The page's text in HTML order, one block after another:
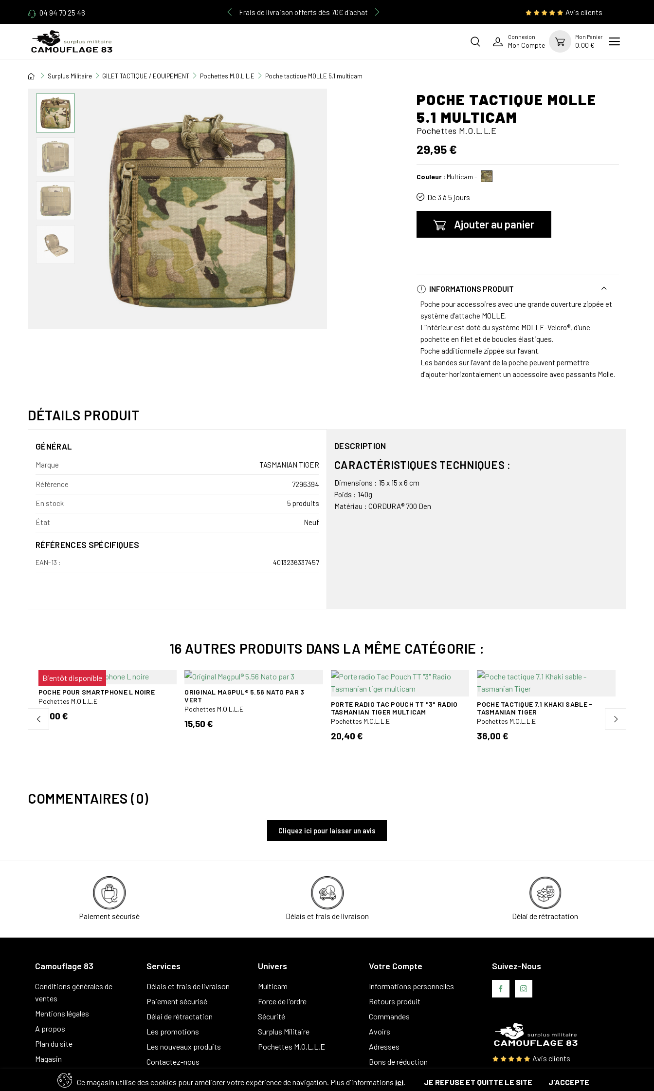
04 94 70 25 46 Frais de livraison offerts dès 70€ d'achat
Découvrez notre gamme d'articles Multicam Avis clients
Connexion
Mon Compte
Mon Panier
0,00 €
Surplus Militaire GILET TACTIQUE / EQUIPEMENT Pochettes M.O.L.L.E Poche tactique MOLLE 5.1 multicam
POCHE TACTIQUE MOLLE
5.1 MULTICAM
Pochettes M.O.L.L.E
29,95 €
Couleur : Multicam -
De 3 à 5 jours
Ajouter au panier
INFORMATIONS PRODUIT
Poche pour accessoires avec une grande ouverture zippée et
système d’attache MOLLE.
L'intérieur est doté du système MOLLE-Velcro®, d'une
pochette en filet et de boucles élastiques.
Poche additionnelle zippée sur l’avant.
Les bandes sur l’avant de la poche peuvent permettre
d’ajouter horizontalement un accessoire avec passants Molle.
DÉTAILS PRODUIT
GÉNÉRAL
Marque TASMANIAN TIGER
Référence 7296394
En stock 5 produits
État Neuf
RÉFÉRENCES SPÉCIFIQUES
EAN-13 : 4013236337457
DESCRIPTION
CARACTÉRISTIQUES TECHNIQUES :
Dimensions : 15 x 15 x 6 cm
Poids : 140g
Matériau : CORDURA® 700 Den
16 AUTRES PRODUITS DANS LA MÊME CATÉGORIE :
Bientôt disponible
POCHE POUR SMARTPHONE L NOIRE
Pochettes M.O.L.L.E
18,00 €
ORIGINAL MAGPUL® 5.56 NATO PAR 3
VERT
Pochettes M.O.L.L.E
15,50 €
PORTE RADIO TAC POUCH TT "3" RADIO
TASMANIAN TIGER MULTICAM
Pochettes M.O.L.L.E
20,40 €
POCHE TACTIQUE 7.1 KHAKI SABLE -
TASMANIAN TIGER
Pochettes M.O.L.L.E
36,00 €
COMMENTAIRES (0)
Cliquez ici pour laisser un avis
Paiement sécurisé Délais et frais de livraison Délai de rétractation
Camouflage 83
Conditions générales de
ventes
Mentions légales
A propos
Plan du site
Magasin
Services
Délais et frais de livraison
Paiement sécurisé
Délai de rétractation
Les promotions
Les nouveaux produits
Contactez-nous
Univers
Multicam
Force de l'ordre
Sécurité
Surplus Militaire
Pochettes M.O.L.L.E
Votre Compte
Informations personnelles
Retours produit
Commandes
Avoirs
Adresses
Bons de réduction
Ce magasin utilise des cookies pour améliorer votre expérience de navigation. Plus d'informations ici. JE REFUSE ET QUITTE LE SITE J'ACCEPTE
Suivez-Nous
Avis clients